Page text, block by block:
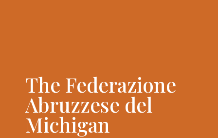
The Federazione
Abruzzese del
Michigan